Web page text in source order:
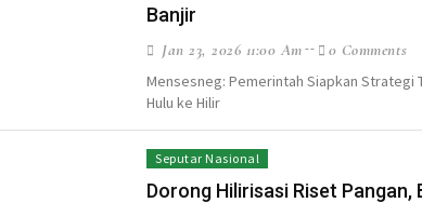
Banjir
Jan 23, 2026 11:00 Am
0 Comments
Mensesneg: Pemerintah Siapkan Strategi
Hulu ke Hilir
Seputar Nasional
Dorong Hilirisasi Riset Pangan,